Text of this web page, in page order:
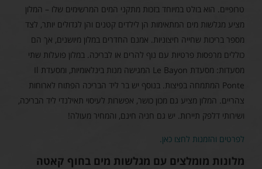
טרופיים. הוא בולט במיוחד בזכות מתקני המים המרשימים שלו – המלון
מציע מגלשות מים המתאימות הן לילדים קטנים והן לגדולים יותר, לצד
מספר בריכות שחייה חיצוניות. אמנם החדרים במלון מיושנים, אך הם
כוללים מרפסות פרטיות עם נוף להרים או לבריכה. במלון פועלות שתי
מסעדות: מסעדת Le Bayon המגישה מנות בינלאומיות, ומסעדת Il
Ponte המתמחה בפיצות. בנוסף יש בר ליד הבריכה הפתוח לארוחות
צהריים. המלון מציע גם מכון כושר, אפשרות לעיסוי תאילנדי ליד הבריכה,
ושירותי דלפק תיירות. יש גם חניה חינם, והמחיר מעולה!
לפרטים והזמנות לחצו כאן.
מלונות מומלצים עם מגלשות מים בחוף קאטה